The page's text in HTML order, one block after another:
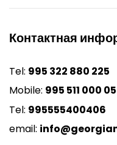
Контактная
Tel: 995 322 880 225
Mobile: 995 511 000
Tel: 995555400406
email: